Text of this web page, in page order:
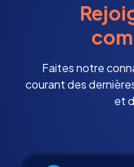
Faites notre
courant des
et